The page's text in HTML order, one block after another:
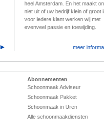
heel Amsterdam. En het maakt
niet uit of uw bedrijf klein of groot
voor iedere klant werken wij met
evenveel passie en toewijding.
meer
Abonnementen
Schoonmaak Adviseur
Schoonmaak Pakket
Schoonmaak in Uren
Alle schoonmaakdiensten